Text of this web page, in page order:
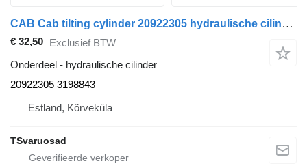
CAB Cab tilting cylinder 20922305 hydraulische cilinder voor Volvo FM-300 trekker
€ 32,50 Exclusief BTW
Onderdeel - hydraulische cilinder
20922305 3198843
Estland, Kõrveküla
TSvaruosad